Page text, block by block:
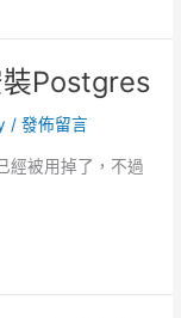
Postgres
/發佈留言
經被用掉了，不過